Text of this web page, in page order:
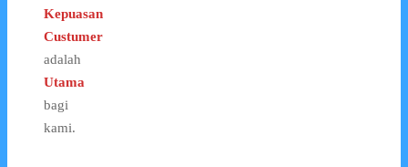
Kepuasan
Custumer
adalah
Utama
bagi
kami.